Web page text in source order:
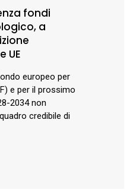
fondi
a
UE
europeo per
e per il prossimo
2034 non
credibile di